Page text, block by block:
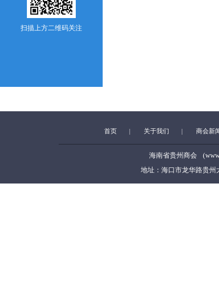
扫描上方二维码关注
首页 关于我们 商会新
海南省贵州商会
地址：海口市龙华路贵州